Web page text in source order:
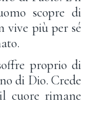
scopre di
vive più per sé
proprio di
di Dio. Crede
cuore rimane